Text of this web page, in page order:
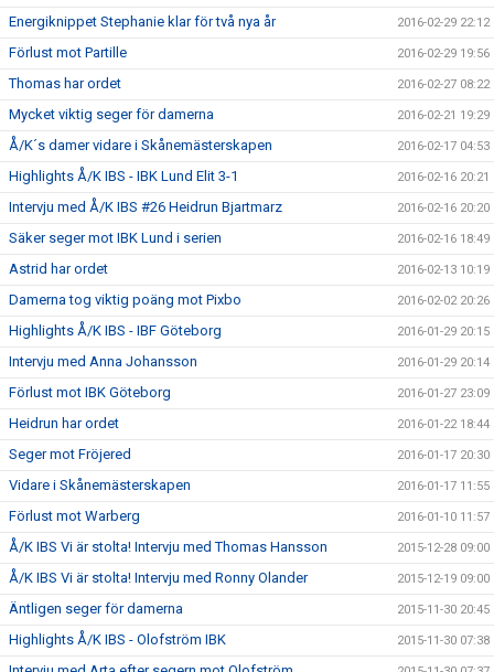
Energiknippet Stephanie klar för två nya år 2016-02-29 22:12
Förlust mot Partille 2016-02-29 19:56
Thomas har ordet 2016-02-27 08:22
Mycket viktig seger för damerna 2016-02-21 19:29
Å/K´s damer vidare i Skånemästerskapen 2016-02-17 04:53
Highlights Å/K IBS - IBK Lund Elit 3-1 2016-02-16 20:21
Intervju med Å/K IBS #26 Heidrun Bjartmarz 2016-02-16 20:20
Säker seger mot IBK Lund i serien 2016-02-16 18:49
Astrid har ordet 2016-02-13 10:19
Damerna tog viktig poäng mot Pixbo 2016-02-02 20:26
Highlights Å/K IBS - IBF Göteborg 2016-01-29 20:15
Intervju med Anna Johansson 2016-01-29 20:14
Förlust mot IBK Göteborg 2016-01-27 23:09
Heidrun har ordet 2016-01-22 18:44
Seger mot Fröjered 2016-01-17 20:30
Vidare i Skånemästerskapen 2016-01-17 11:55
Förlust mot Warberg 2016-01-10 11:57
Å/K IBS Vi är stolta! Intervju med Thomas Hansson 2015-12-28 09:00
Å/K IBS Vi är stolta! Intervju med Ronny Olander 2015-12-19 09:00
Äntligen seger för damerna 2015-11-30 20:45
Highlights Å/K IBS - Olofström IBK 2015-11-30 07:38